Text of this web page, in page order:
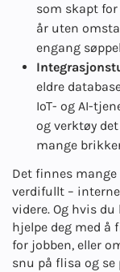
som skapt
år uten
engang
eldre
IoT- og AI-
og verktøy
mange
Det finnes
verdifullt –
videre. Og hvis
hjelpe deg med å
for jobben, eller
snu på flisa og